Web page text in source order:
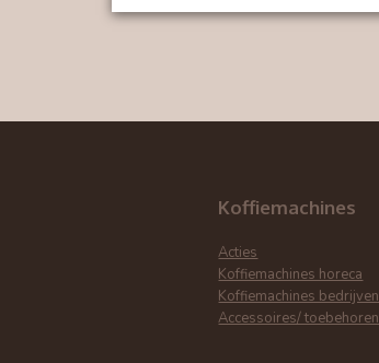
Koffiemachines
Acties
Koffiemachines horeca
Koffiemachines bedrijven
Accessoires/ toebehoren